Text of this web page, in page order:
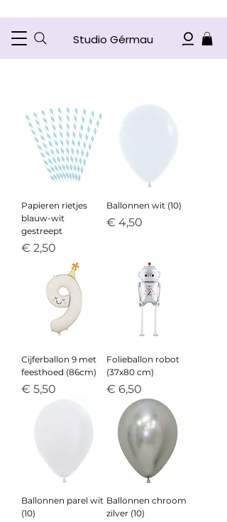
Studio Gérmau
Papieren rietjes
blauw-wit
gestreept
Prijs
€ 2,50
Ballonnen wit (10)
Prijs
€ 4,50
Cijferballon 9 met
feesthoed (86cm)
Prijs
€ 5,50
Folieballon robot
(37x80 cm)
Prijs
€ 6,50
Ballonnen parel wit
(10)
Ballonnen chroom
zilver (10)